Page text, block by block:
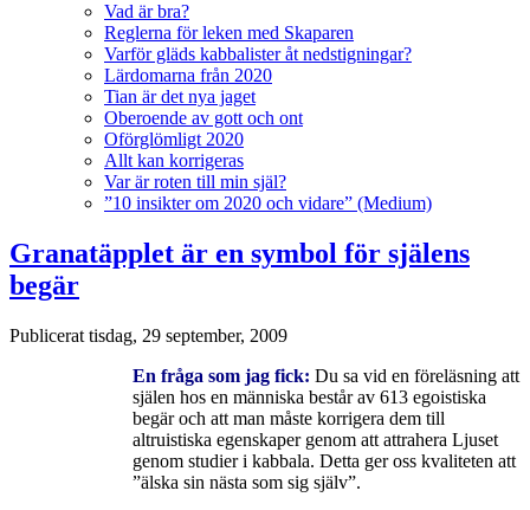
Vad är bra?
Reglerna för leken med Skaparen
Varför gläds kabbalister åt nedstigningar?
Lärdomarna från 2020
Tian är det nya jaget
Oberoende av gott och ont
Oförglömligt 2020
Allt kan korrigeras
Var är roten till min själ?
”10 insikter om 2020 och vidare” (Medium)
Granatäpplet är en symbol för själens
begär
Publicerat tisdag, 29 september, 2009
En fråga som jag fick: Du sa vid en föreläsning att
själen hos en människa består av 613 egoistiska
begär och att man måste korrigera dem till
altruistiska egenskaper genom att attrahera Ljuset
genom studier i kabbala. Detta ger oss kvaliteten att
”älska sin nästa som sig själv”.